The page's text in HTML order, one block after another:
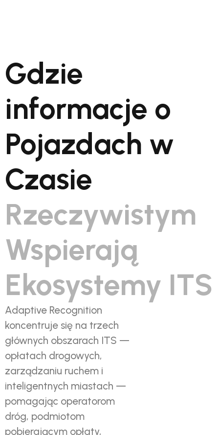
Gdzie
informacje o
Pojazdach w
Czasie
Rzeczywistym
Wspierają
Ekosystemy ITS
Adaptive Recognition
koncentruje się na trzech
głównych obszarach ITS —
opłatach drogowych,
zarządzaniu ruchem i
inteligentnych miastach —
pomagając operatorom
dróg, podmiotom
pobierającym opłaty,